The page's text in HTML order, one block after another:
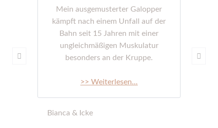
Mein ausgemusterter Galopper
kämpft nach einem Unfall auf der
Bahn seit 15 Jahren mit einer
ungleichmäßigen Muskulatur
besonders an der Kruppe.
>> Weiterlesen...
Bianca & Icke